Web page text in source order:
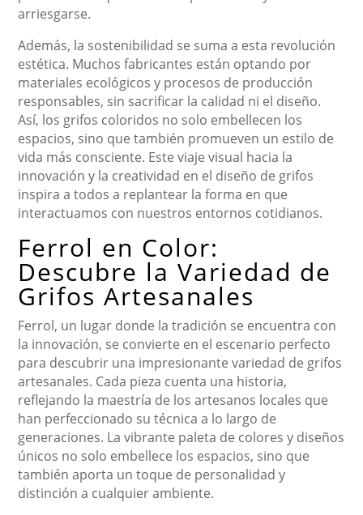
arriesgarse.
Además, la sostenibilidad se suma a esta revolución
estética. Muchos fabricantes están optando por
materiales ecológicos y procesos de producción
responsables, sin sacrificar la calidad ni el diseño.
Así, los grifos coloridos no solo embellecen los
espacios, sino que también promueven un estilo de
vida más consciente. Este viaje visual hacia la
innovación y la creatividad en el diseño de grifos
inspira a todos a replantear la forma en que
interactuamos con nuestros entornos cotidianos.
Ferrol en Color:
Descubre la Variedad de
Grifos Artesanales
Ferrol, un lugar donde la tradición se encuentra con
la innovación, se convierte en el escenario perfecto
para descubrir una impresionante variedad de grifos
artesanales. Cada pieza cuenta una historia,
reflejando la maestría de los artesanos locales que
han perfeccionado su técnica a lo largo de
generaciones. La vibrante paleta de colores y diseños
únicos no solo embellece los espacios, sino que
también aporta un toque de personalidad y
distinción a cualquier ambiente.